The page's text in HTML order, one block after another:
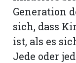
Generation
sich, dass
ist, als es
Jede oder